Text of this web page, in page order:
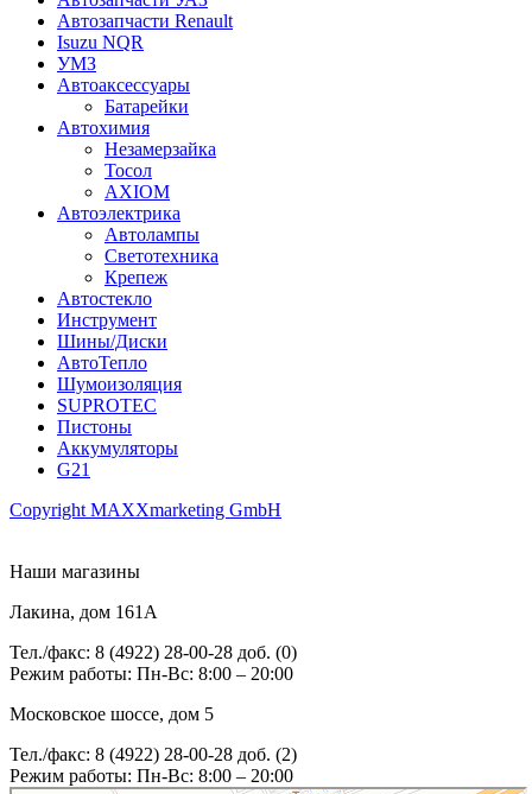
Автозапчасти Renault
Isuzu NQR
УМЗ
Автоаксессуары
Батарейки
Автохимия
Незамерзайка
Тосол
AXIOM
Автоэлектрика
Автолампы
Светотехника
Крепеж
Автостекло
Инструмент
Шины/Диски
АвтоТепло
Шумоизоляция
SUPROTEC
Пистоны
Аккумуляторы
G21
Copyright MAXXmarketing GmbH
Наши магазины
Лакина, дом 161А
Тел./факс: 8 (4922) 28-00-28 доб. (0)
Режим работы: Пн-Вс: 8:00 – 20:00
Московское шоссе, дом 5
Тел./факс: 8 (4922) 28-00-28 доб. (2)
Режим работы: Пн-Вс: 8:00 – 20:00